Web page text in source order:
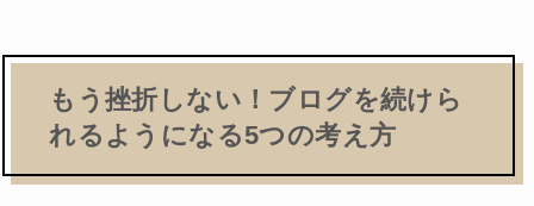
もう挫折しない！ブログを続けら
れるようになる5つの考え方